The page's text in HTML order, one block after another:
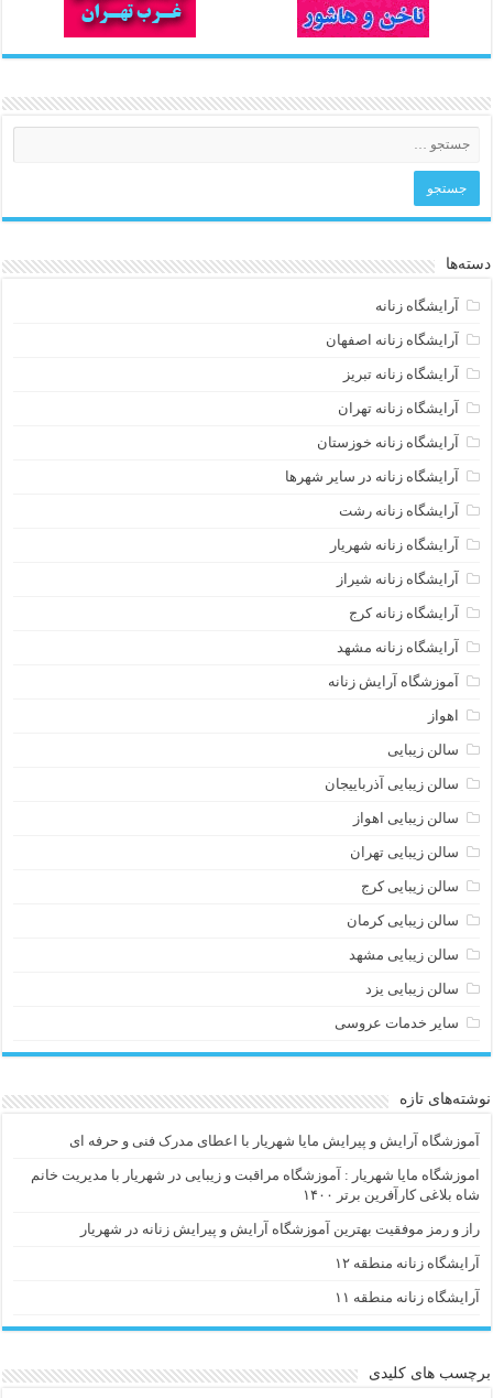
دسته‌ها
آرایشگاه زنانه
آرایشگاه زنانه اصفهان
آرایشگاه زنانه تبریز
آرایشگاه زنانه تهران
آرایشگاه زنانه خوزستان
آرایشگاه زنانه در سایر شهرها
آرایشگاه زنانه رشت
آرایشگاه زنانه شهریار
آرایشگاه زنانه شیراز
آرایشگاه زنانه کرج
آرایشگاه زنانه مشهد
آموزشگاه آرایش زنانه
اهواز
سالن زیبایی
سالن زیبایی آذرباییجان
سالن زیبایی اهواز
سالن زیبایی تهران
سالن زیبایی کرج
سالن زیبایی کرمان
سالن زیبایی مشهد
سالن زیبایی یزد
سایر خدمات عروسی
نوشته‌های تازه
آموزشگاه آرایش و پیرایش مایا شهریار با اعطای مدرک فنی و حرفه ای
اموزشگاه مایا شهریار : آموزشگاه مراقبت و زیبایی در شهریار با مدیریت خانم
شاه بلاغی کارآفرین برتر ۱۴۰۰
راز و رمز موفقیت بهترین آموزشگاه آرایش و پیرایش زنانه در شهریار
آرایشگاه زنانه منطقه ۱۲
آرایشگاه زنانه منطقه ۱۱
برچسب های کلیدی